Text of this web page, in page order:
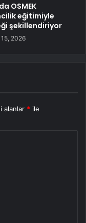
OSMEK
eğitimiyle
şekillendiriyor
15, 2026
alanlar * ile